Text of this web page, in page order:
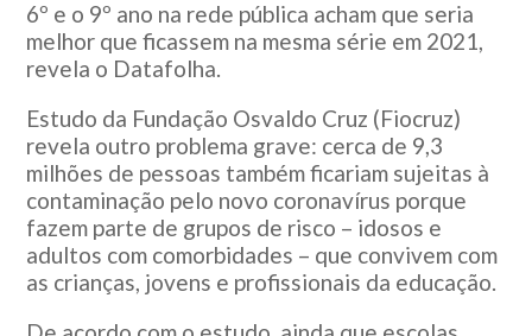
6º e o 9º ano na rede pública acham que seria
melhor que ficassem na mesma série em 2021,
revela o Datafolha.
Estudo da Fundação Osvaldo Cruz (Fiocruz)
revela outro problema grave: cerca de 9,3
milhões de pessoas também ficariam sujeitas à
contaminação pelo novo coronavírus porque
fazem parte de grupos de risco – idosos e
adultos com comorbidades – que convivem com
as crianças, jovens e profissionais da educação.